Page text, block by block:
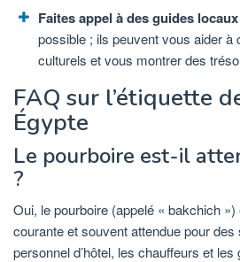
Faites appel à des guides locaux
possible ; ils peuvent vous aider à
culturels et vous montrer des
FAQ sur l’étiquette
Égypte
Le pourboire est-il
?
Oui, le pourboire (appelé « bakchich
courante et souvent attendue pour
personnel d’hôtel, les chauffeurs et